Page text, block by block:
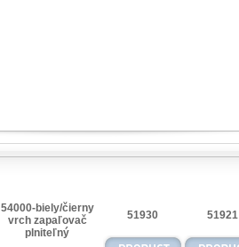
54000-biely/čierny
vrch zapaľovač
plniteľný
51930 51921